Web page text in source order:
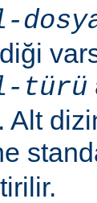
türü
Alt